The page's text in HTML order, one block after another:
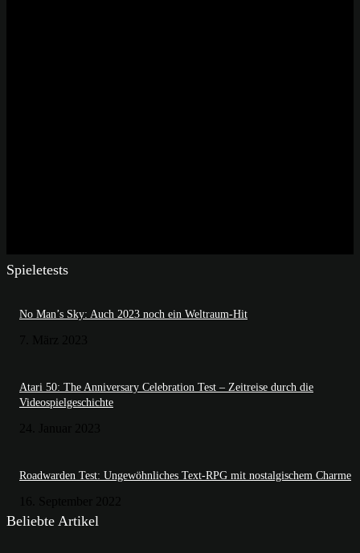
Spieletests
No Man’s Sky: Auch 2023 noch ein Weltraum-Hit
Atari 50: The Anniversary Celebration Test – Zeitreise durch die
Videospielgeschichte
Roadwarden Test: Ungewöhnliches Text-RPG mit nostalgischem Charme
Beliebte Artikel